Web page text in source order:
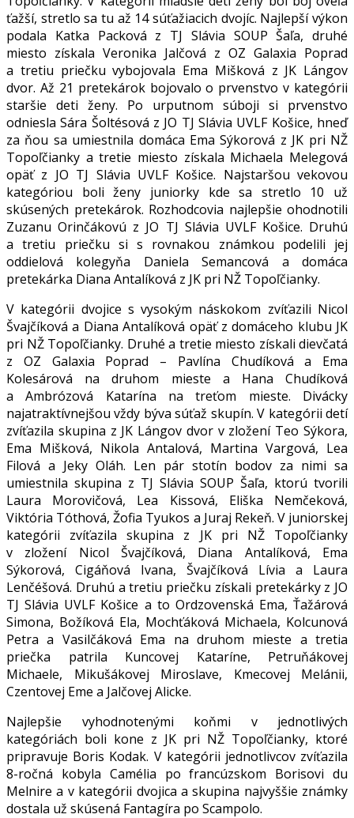
ťažší, stretlo sa tu až 14 súťažiacich dvojíc. Najlepší výkon
podala Katka Packová z TJ Slávia SOUP Šaľa, druhé
miesto získala Veronika Jalčová z OZ Galaxia Poprad
a tretiu priečku vybojovala Ema Mišková z JK Lángov
dvor. Až 21 pretekárok bojovalo o prvenstvo v kategórii
staršie deti ženy. Po urputnom súboji si prvenstvo
odniesla Sára Šoltésová z JO TJ Slávia UVLF Košice, hneď
za ňou sa umiestnila domáca Ema Sýkorová z JK pri NŽ
Topoľčianky a tretie miesto získala Michaela Melegová
opäť z JO TJ Slávia UVLF Košice. Najstaršou vekovou
kategóriou boli ženy juniorky kde sa stretlo 10 už
skúsených pretekárok. Rozhodcovia najlepšie ohodnotili
Zuzanu Orinčákovú z JO TJ Slávia UVLF Košice. Druhú
a tretiu priečku si s rovnakou známkou podelili jej
oddielová kolegyňa Daniela Semancová a domáca
pretekárka Diana Antalíková z JK pri NŽ Topoľčianky.
V kategórii dvojice s vysokým náskokom zvíťazili Nicol
Švajčíková a Diana Antalíková opäť z domáceho klubu JK
pri NŽ Topoľčianky. Druhé a tretie miesto získali dievčatá
z OZ Galaxia Poprad – Pavlína Chudíková a Ema
Kolesárová na druhom mieste a Hana Chudíková
a Ambrózová Katarína na treťom mieste. Divácky
najatraktívnejšou vždy býva súťaž skupín. V kategórii detí
zvíťazila skupina z JK Lángov dvor v zložení Teo Sýkora,
Ema Mišková, Nikola Antalová, Martina Vargová, Lea
Filová a Jeky Oláh. Len pár stotín bodov za nimi sa
umiestnila skupina z TJ Slávia SOUP Šaľa, ktorú tvorili
Laura Morovičová, Lea Kissová, Eliška Nemčeková,
Viktória Tóthová, Žofia Tyukos a Juraj Rekeň. V juniorskej
kategórii zvíťazila skupina z JK pri NŽ Topoľčianky
v zložení Nicol Švajčíková, Diana Antalíková, Ema
Sýkorová, Cigáňová Ivana, Švajčíková Lívia a Laura
Lenčéšová. Druhú a tretiu priečku získali pretekárky z JO
TJ Slávia UVLF Košice a to Ordzovenská Ema, Ťažárová
Simona, Božíková Ela, Mochťáková Michaela, Kolcunová
Petra a Vasilčáková Ema na druhom mieste a tretia
priečka patrila Kuncovej Kataríne, Petruňákovej
Michaele, Mikušákovej Miroslave, Kmecovej Melánii,
Czentovej Eme a Jalčovej Alicke.
Najlepšie vyhodnotenými koňmi v jednotlivých
kategóriách boli kone z JK pri NŽ Topoľčianky, ktoré
pripravuje Boris Kodak. V kategórii jednotlivcov zvíťazila
8-ročná kobyla Camélia po francúzskom Borisovi du
Melnire a v kategórii dvojica a skupina najvyššie známky
dostala už skúsená Fantagíra po Scampolo.